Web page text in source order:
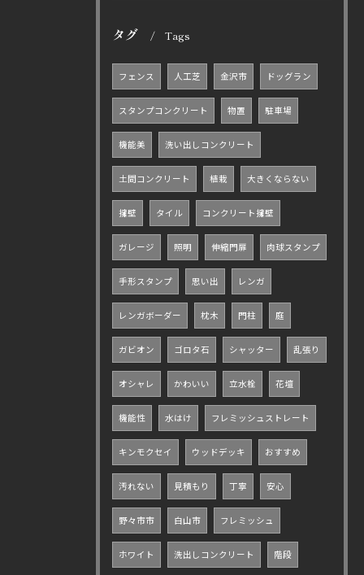
タグ Tags
フェンス 人工芝 金沢市 ドッグラン
スタンプコンクリート 物置 駐車場
機能美 洗い出しコンクリート
土間コンクリート 植栽 大きくならない
擁壁 タイル コンクリート擁壁
ガレージ 照明 伸縮門扉 肉球スタンプ
手形スタンプ 思い出 レンガ
レンガボーダー 枕木 門柱 庭
ガビオン ゴロタ石 シャッター 乱張り
オシャレ かわいい 立水栓 花壇
機能性 水はけ フレミッシュストレート
キンモクセイ ウッドデッキ おすすめ
汚れない 見積もり 丁寧 安心
野々市市 白山市 フレミッシュ
ホワイト 洗出しコンクリート 階段